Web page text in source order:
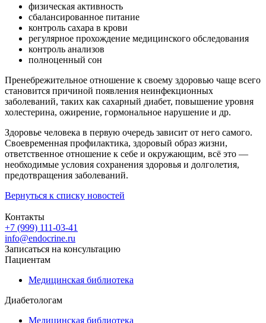
физическая активность
сбалансированное питание
контроль сахара в крови
регулярное прохождение медицинского обследования
контроль анализов
полноценный сон
Пренебрежительное отношение к своему здоровью чаще всего
становится причиной появления неинфекционных
заболеваний, таких как сахарный диабет, повышение уровня
холестерина, ожирение, гормональное нарушение и др.
Здоровье человека в первую очередь зависит от него самого.
Своевременная профилактика, здоровый образ жизни,
ответственное отношение к себе и окружающим, всё это —
необходимые условия сохранения здоровья и долголетия,
предотвращения заболеваний.
Вернуться к списку новостей
Контакты
+7 (999) 111-03-41
info@endocrine.ru
Записаться на консультацию
Пациентам
Медицинская библиотека
Диабетологам
Медицинская библиотека